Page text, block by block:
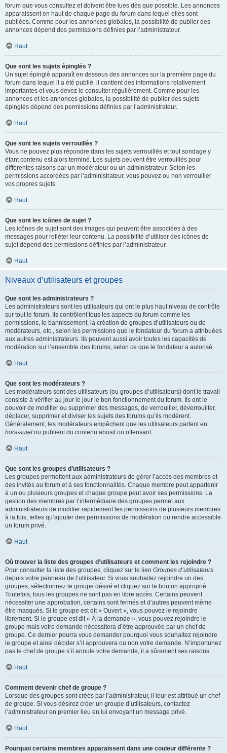
forum que vous consultez et doivent être lues dès que possible. Les annonces
apparaissent en haut de chaque page du forum dans lequel elles sont
publiées. Comme pour les annonces globales, la possibilité de publier des
annonces dépend des permissions définies par l’administrateur.
Haut
Que sont les sujets épinglés ?
Un sujet épinglé apparaît en dessous des annonces sur la première page du
forum dans lequel il a été publié. il contient des informations relativement
importantes et vous devez le consulter régulièrement. Comme pour les
annonces et les annonces globales, la possibilité de publier des sujets
épinglés dépend des permissions définies par l’administrateur.
Haut
Que sont les sujets verrouillés ?
Vous ne pouvez plus répondre dans les sujets verrouillés et tout sondage y
étant contenu est alors terminé. Les sujets peuvent être verrouillés pour
différentes raisons par un modérateur ou un administrateur. Selon les
permissions accordées par l’administrateur, vous pouvez ou non verrouiller
vos propres sujets.
Haut
Que sont les icônes de sujet ?
Les icônes de sujet sont des images qui peuvent être associées à des
messages pour refléter leur contenu. La possibilité d’utiliser des icônes de
sujet dépend des permissions définies par l’administrateur.
Haut
Niveaux d’utilisateurs et groupes
Que sont les administrateurs ?
Les administrateurs sont les utilisateurs qui ont le plus haut niveau de contrôle
sur tout le forum. Ils contrôlent tous les aspects du forum comme les
permissions, le bannissement, la création de groupes d’utilisateurs ou de
modérateurs, etc., selon les permissions que le fondateur du forum a attribuées
aux autres administrateurs. Ils peuvent aussi avoir toutes les capacités de
modération sur l’ensemble des forums, selon ce que le fondateur a autorisé.
Haut
Que sont les modérateurs ?
Les modérateurs sont des utilisateurs (ou groupes d’utilisateurs) dont le travail
consiste à vérifier au jour le jour le bon fonctionnement du forum. Ils ont le
pouvoir de modifier ou supprimer des messages, de verrouiller, déverrouiller,
déplacer, supprimer et diviser les sujets des forums qu’ils modèrent.
Généralement, les modérateurs empêchent que les utilisateurs partent en
hors-sujetou publient du contenu abusif ou offensant.
Haut
Que sont les groupes d’utilisateurs ?
Les groupes permettent aux administrateurs de gérer l’accès des membres et
des invités au forum et à ses fonctionnalités. Chaque membre peut appartenir
à un ou plusieurs groupes et chaque groupe peut avoir ses permissions. La
gestion des membres par l’intermédiaire des groupes permet aux
administrateurs de modifier rapidement les permissions de plusieurs membres
à la fois, telles qu’ajouter des permissions de modération ou rendre accessible
un forum privé.
Haut
Où trouver la liste des groupes d’utilisateurs et comment les rejoindre ?
Pour consulter la liste des groupes, cliquez sur le lien Groupes d’utilisateurs
depuis votre panneau de l’utilisateur. Si vous souhaitez rejoindre un des
groupes, sélectionnez le groupe désiré et cliquez sur le bouton approprié.
Toutefois, tous les groupes ne sont pas en libre accès. Certains peuvent
nécessiter une approbation, certains sont fermés et d’autres peuvent même
être masqués. Si le groupe est dit « Ouvert », vous pouvez le rejoindre
librement. Si le groupe est dit « À la demande », vous pouvez rejoindre le
groupe mais votre demande nécessitera d’être approuvée par un chef de
groupe. Ce dernier pourra vous demander pourquoi vous souhaitez rejoindre
le groupe et ainsi décider s’il approuvera ou non votre demande. N’importunez
pas le chef de groupe s’il annule votre demande, il a sûrement ses raisons.
Haut
Comment devenir chef de groupe ?
Lorsque des groupes sont créés par l’administrateur, il leur est attribué un chef
de groupe. Si vous désirez créer un groupe d’utilisateurs, contactez
l’administrateur en premier lieu en lui envoyant un message privé.
Haut
Pourquoi certains membres apparaissent dans une couleur différente ?